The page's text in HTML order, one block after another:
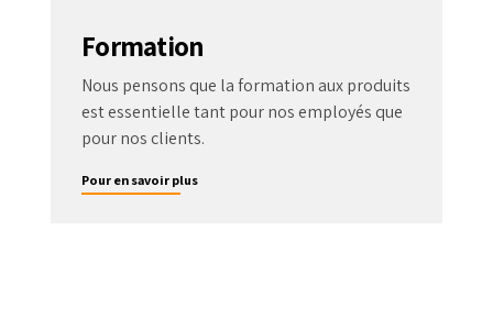
Formation
Nous pensons que la formation aux produits
est essentielle tant pour nos employés que
pour nos clients.
Pour en savoir plus